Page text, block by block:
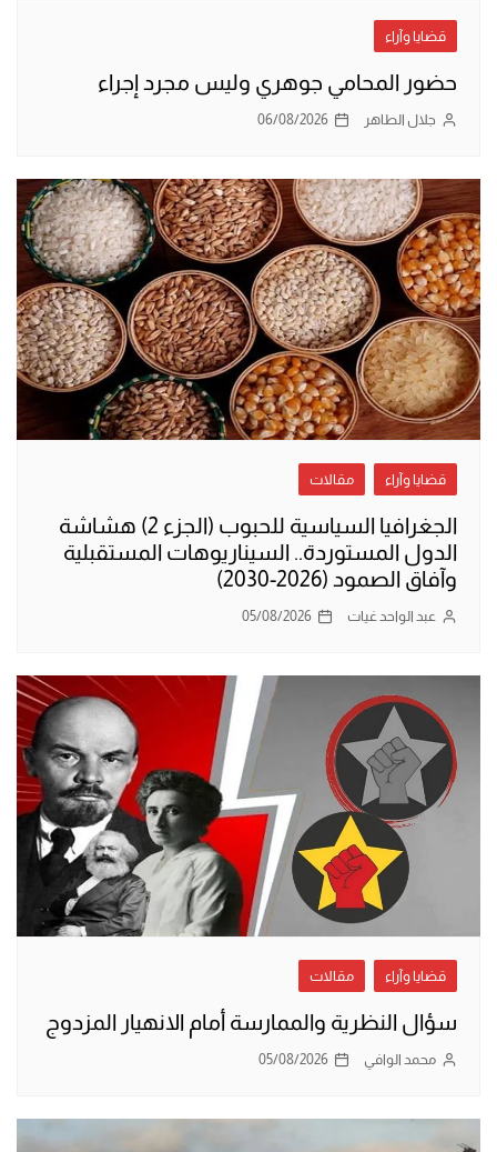
قضايا وآراء
حضور المحامي جوهري وليس مجرد إجراء
جلال الطاهر 06/08/2026
قضايا وآراء مقالات
الجغرافيا السياسية للحبوب (الجزء 2) هشاشة
الدول المستوردة.. السيناريوهات المستقبلية
وآفاق الصمود (2026-2030)
عبد الواحد غيات 05/08/2026
قضايا وآراء مقالات
سؤال النظرية والممارسة أمام الانهيار المزدوج
محمد الوافي 05/08/2026